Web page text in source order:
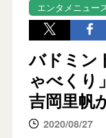
エンタメニュー
バドミン
ゃべくり
吉岡里帆
2020/08/27